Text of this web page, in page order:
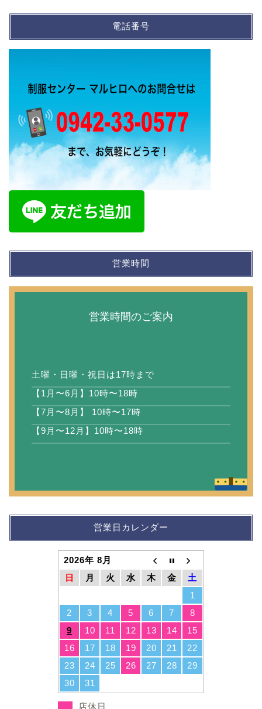
電話番号
営業時間
営業時間のご案内
土曜・日曜・祝日は17時まで
【1月〜6月】10時〜18時
【7月〜8月】 10時〜17時
【9月〜12月】10時〜18時
営業日カレンダー
2026年 8月
日
月 火 水 木 金
土
1
2
3 4 5 6 7
8
9
10 11 12 13 14
15
16
17 18 19 20 21
22
23
24 25 26 27 28
29
30
31
店休日